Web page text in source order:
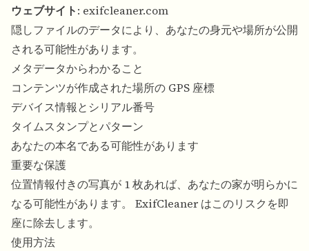
ウェブサイト: exifcleaner.com
隠しファイルのデータにより、あなたの身元や場所が公開
される可能性があります。
メタデータからわかること
コンテンツが作成された場所の GPS 座標
デバイス情報とシリアル番号
タイムスタンプとパターン
あなたの本名である可能性があります
重要な保護
位置情報付きの写真が 1 枚あれば、あなたの家が明らかに
なる可能性があります。 ExifCleaner はこのリスクを即
座に除去します。
使用方法